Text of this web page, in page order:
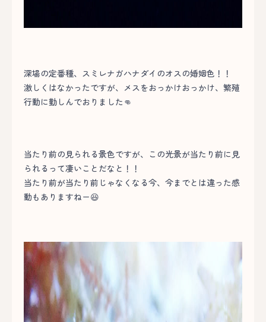
深場の定番種、スミレナガハナダイのオスの婚姻色！！
激しくはなかったですが、メスをおっかけおっかけ、繁殖
行動に勤しんでおりました👊
当たり前の見られる景色ですが、この光景が当たり前に見
られるって凄いことだなと！！
当たり前が当たり前じゃなくなる今、今までとは違った感
動もありますねー😆